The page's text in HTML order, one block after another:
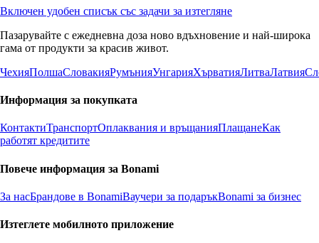
Включен удобен списък със задачи за изтегляне
Пазарувайте с ежедневна доза ново вдъхновение и най-широка
гама от продукти за красив живот.
ЧехияПолшаСловакияРумънияУнгарияХърватияЛитваЛатвия
Информация за покупката
КонтактиТранспортОплаквания и връщанияПлащанеКак
работят кредитите
Повече информация за Bonami
За насБрандове в BonamiВаучери за подаръкBonami за бизнес
Изтеглете мобилното приложение